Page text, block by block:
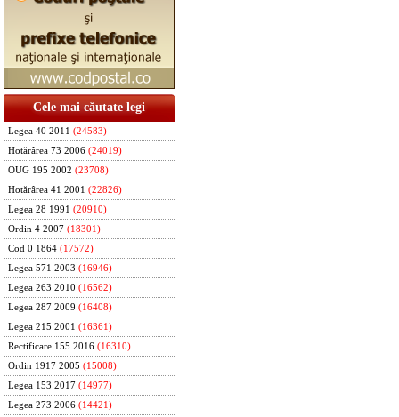
Cele mai căutate legi
Legea 40 2011 (24583)
Hotărârea 73 2006 (24019)
OUG 195 2002 (23708)
Hotărârea 41 2001 (22826)
Legea 28 1991 (20910)
Ordin 4 2007 (18301)
Cod 0 1864 (17572)
Legea 571 2003 (16946)
Legea 263 2010 (16562)
Legea 287 2009 (16408)
Legea 215 2001 (16361)
Rectificare 155 2016 (16310)
Ordin 1917 2005 (15008)
Legea 153 2017 (14977)
Legea 273 2006 (14421)